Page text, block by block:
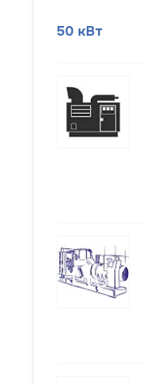
50 кВт